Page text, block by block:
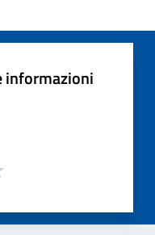
informazioni